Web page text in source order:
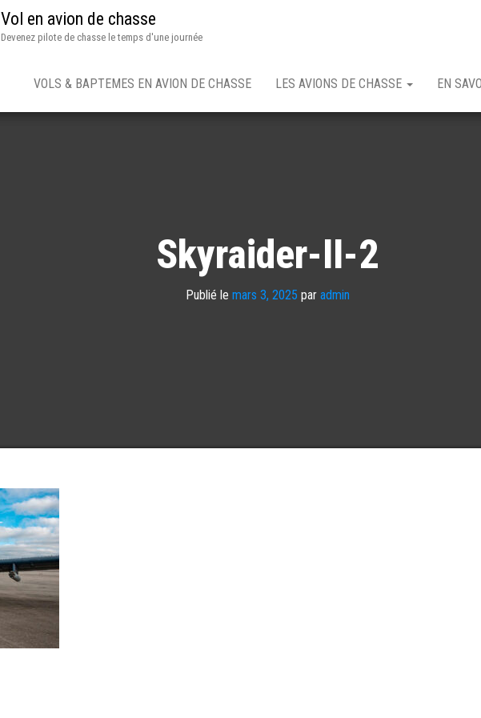
Vol en avion de chasse
Devenez pilote de chasse le temps d'une journée
VOLS & BAPTEMES EN AVION DE CHASSE LES AVIONS DE CHASSE EN
Skyraider-II-2
Publié le mars 3, 2025 par admin